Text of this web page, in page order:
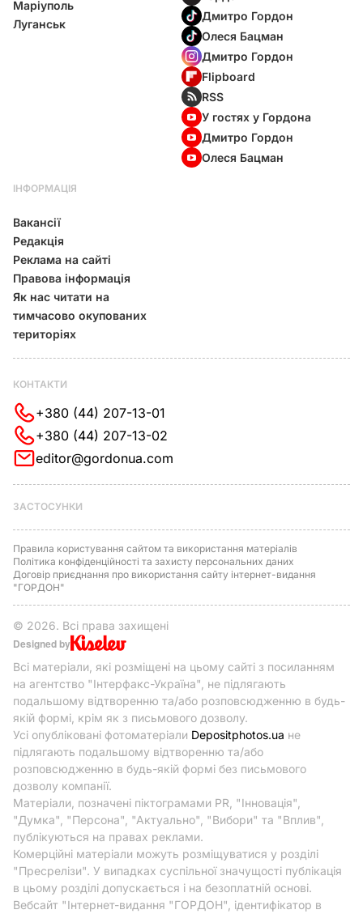
Маріуполь
Луганськ
Дмитро Гордон
Олеся Бацман
Дмитро Гордон
Flipboard
RSS
У гостях у Гордона
Дмитро Гордон
Олеся Бацман
ІНФОРМАЦІЯ
Вакансії
Редакція
Реклама на сайті
Правова інформація
Як нас читати на
тимчасово окупованих
територіях
КОНТАКТИ
+380 (44) 207-13-01
+380 (44) 207-13-02
editor@gordonua.com
ЗАСТОСУНКИ
Правила користування сайтом та використання матеріалів
Політика конфіденційності та захисту персональних даних
Договір приєднання про використання сайту інтернет-видання
"ГОРДОН"
© 2026. Всі права захищені
Designed by
Всі матеріали, які розміщені на цьому сайті з посиланням
на агентство "Інтерфакс-Україна", не підлягають
подальшому відтворенню та/або розповсюдженню в будь-
якій формі, крім як з письмового дозволу.
Усі опубліковані фотоматеріали Depositphotos.ua не
підлягають подальшому відтворенню та/або
розповсюдженню в будь-якій формі без письмового
дозволу компанії.
Матеріали, позначені піктограмами PR, "Інновація",
"Думка", "Персона", "Актуально", "Вибори" та "Вплив",
публікуються на правах реклами.
Комерційні матеріали можуть розміщуватися у розділі
"Пресрелізи". У випадках суспільної значущості публікація
в цьому розділі допускається і на безоплатній основі.
Вебсайт "Інтернет-видання "ГОРДОН", ідентифікатор в